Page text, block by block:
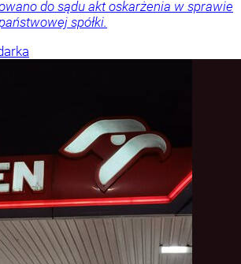
do sądu akt oskarżenia w sprawie
spółki.